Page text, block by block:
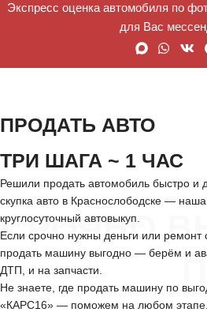
Экспресс оценка автомобиля по
для Вас
СРОЧНО
ПРОДАТЬ АВТО
ТРИ ШАГА ~ 1 ЧАС
Решили продать автомобиль быстро и
скупка авто в Краснослободске —
круглосуточный автовыкуп.
Если срочно нужны деньги или
продать машину выгодно — берём и
ДТП, и на запчасти.
Не знаете, где продать машину по
«КАРС16» — поможем на любом этапе.